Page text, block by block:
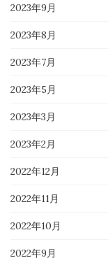
2023年9月
2023年8月
2023年7月
2023年5月
2023年3月
2023年2月
2022年12月
2022年11月
2022年10月
2022年9月